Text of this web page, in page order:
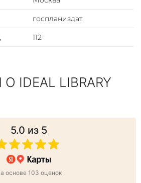
госпланиздат
112
IDEAL LIBRARY
5.0 из 5
основе 103 оценок